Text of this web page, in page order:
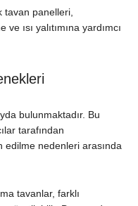
tavan panelleri,
ısı yalıtımına yardımcı
bulunmaktadır. Bu
tarafından
nedenleri arasında
tavanlar, farklı